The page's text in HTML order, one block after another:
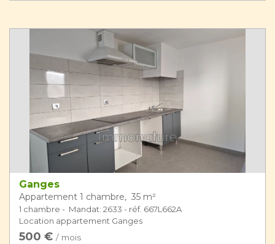
Ganges
Appartement 1 chambre, 35 m²
1 chambre - Mandat: 2633 - réf. 667L662A
Location appartement Ganges
500 € / mois